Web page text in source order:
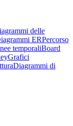
delle
ERPercorso
temporaliBoard
Grafici
Diagrammi di